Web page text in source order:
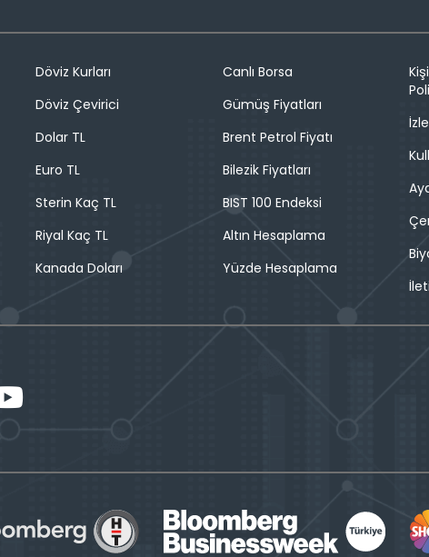
Döviz Kurları
Döviz Çevirici
Dolar TL
Euro TL
Sterin Kaç TL
Riyal Kaç TL
Kanada Doları
Canlı Borsa
Gümüş Fiyatları
Brent Petrol Fiyatı
Bilezik Fiyatları
BIST 100 Endeksi
Altın Hesaplama
Yüzde Hesaplama